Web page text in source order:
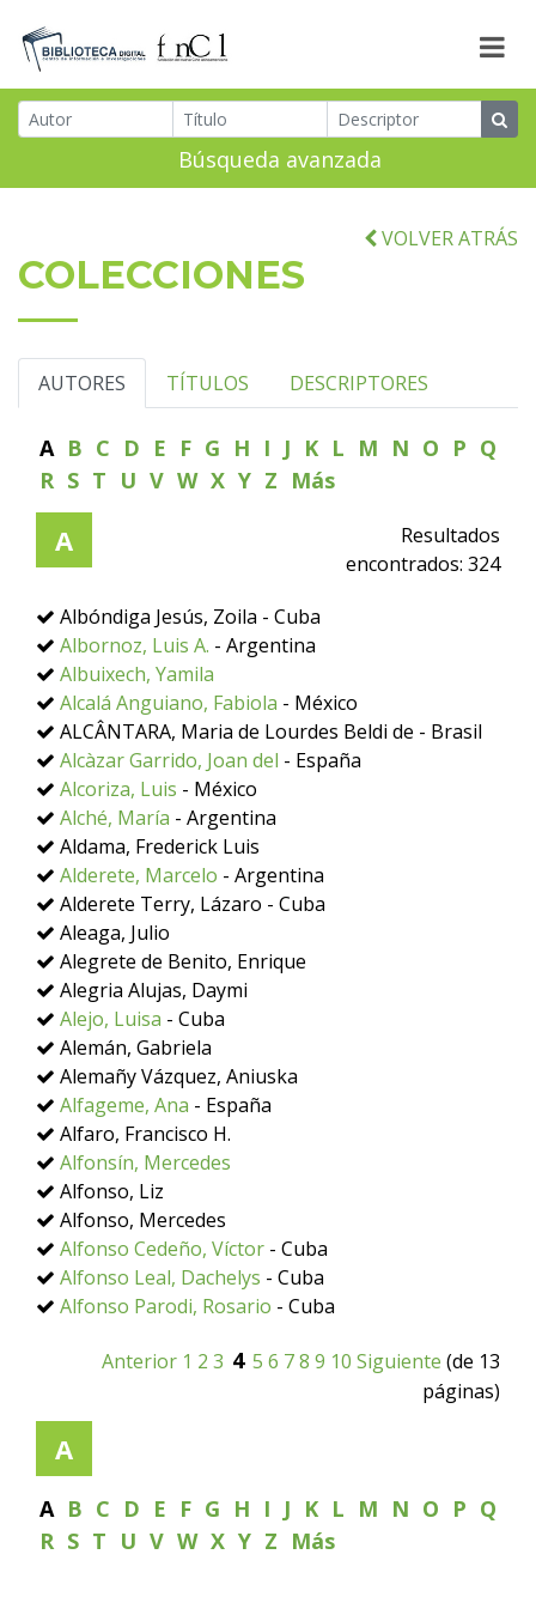
Búsqueda avanzada
VOLVER ATRÁS
COLECCIONES
AUTORES TÍTULOS DESCRIPTORES
A B C D E F G H I J K L M N O P Q
R S T U V W X Y Z Más
A
Resultados
encontrados: 324
Albóndiga Jesús, Zoila - Cuba
Albornoz, Luis A. - Argentina
Albuixech, Yamila
Alcalá Anguiano, Fabiola - México
ALCÂNTARA, Maria de Lourdes Beldi de - Brasil
Alcàzar Garrido, Joan del - España
Alcoriza, Luis - México
Alché, María - Argentina
Aldama, Frederick Luis
Alderete, Marcelo - Argentina
Alderete Terry, Lázaro - Cuba
Aleaga, Julio
Alegrete de Benito, Enrique
Alegria Alujas, Daymi
Alejo, Luisa - Cuba
Alemán, Gabriela
Alemañy Vázquez, Aniuska
Alfageme, Ana - España
Alfaro, Francisco H.
Alfonsín, Mercedes
Alfonso, Liz
Alfonso, Mercedes
Alfonso Cedeño, Víctor - Cuba
Alfonso Leal, Dachelys - Cuba
Alfonso Parodi, Rosario - Cuba
Anterior 1 2 3 4 5 6 78 9 10 Siguiente (de 13
páginas)
A
A B C D E F G H I J K L M N O P Q
R S T U V W X Y Z Más